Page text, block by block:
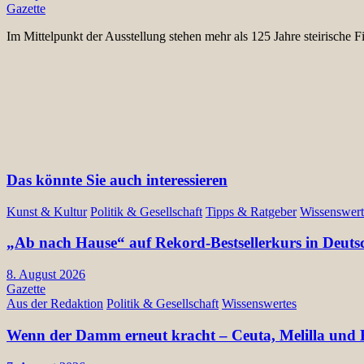
Gazette
Im Mittelpunkt der Ausstellung stehen mehr als 125 Jahre
Das könnte Sie auch interessieren
Kunst & Kultur Politik & Gesellschaft Tipps & Ratgeber
„Ab nach Hause“ auf Rekord-Bestsellerkurs in
8. August 2026
Gazette
Aus der Redaktion Politik & Gesellschaft Wissenswertes
Wenn der Damm erneut kracht – Ceuta, Melilla und